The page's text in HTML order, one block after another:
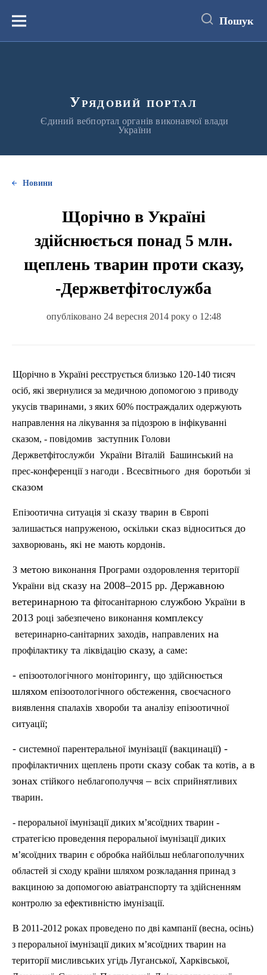
вмістуМеню Пошук
Урядовий портал
Єдиний вебпортал органів виконавчої влади
України
Новини
Щорічно в Україні
здійснюється понад 5 млн.
щеплень тварин проти сказу,
-Держветфітослужба
опубліковано 24 вересня 2014 року о 12:48
Щорічно в Україні реєструється близько 120-140 тисяч
осіб, які звернулися за медичною допомогою з приводу
укусів тваринами, з яких 60% постраждалих одержують
направлення на лікування за підозрою в інфікуванні
сказом, - повідомив заступник Голови
Держветфітослужби України Віталій Башинський на
прес-конференції з нагоди . Всесвітнього дня боротьби зі
сказом
Епізоотична ситуація зі сказу тварин в Європі
залишається напруженою, оскільки сказ відноситься до
захворювань, які не мають кордонів.
З метою виконання Програми оздоровлення території
України від сказу на 2008–2015 рр. Державною
ветеринарною та фітосанітарною службою України в
2013 році забезпечено виконання комплексу
ветеринарно-санітарних заходів, направлених на
профілактику та ліквідацію сказу, а саме:
- епізоотологічного моніторингу, що здійснюється
шляхом епізоотологічного обстеження, своєчасного
виявлення спалахів хвороби та аналізу епізоотичної
ситуації;
- системної парентеральної імунізації(вакцинації) -
профілактичних щеплень проти сказу собак та котів, а в
зонах стійкого неблагополуччя – всіх сприйнятливих
тварин.
- пероральної імунізації диких м’ясоїдних тварин -
стратегією проведення пероральної імунізації диких
м’ясоїдних тварин є обробка найбільш неблагополучних
областей зі сходу країни шляхом розкладання принад з
вакциною за допомогою авіатранспорту та здійсненням
контролю за ефективністю імунізації.
В 2011-2012 роках проведено по дві кампанії (весна, осінь)
з пероральної імунізації диких м’ясоїдних тварин на
території мисливських угідь Луганської, Харківської,